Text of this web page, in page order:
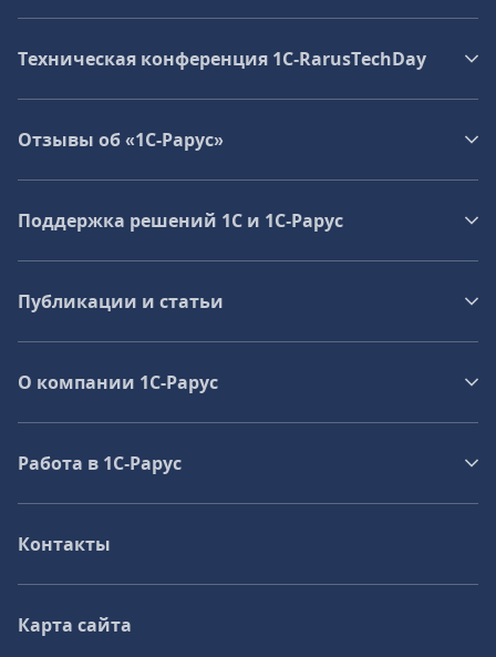
Техническая конференция 1C‑RarusTechDay
Отзывы об «1С-Рарус»
Поддержка решений 1С и 1С‑Рарус
Публикации и статьи
О компании 1C-Рарус
Работа в 1С‑Рарус
Контакты
Карта сайта